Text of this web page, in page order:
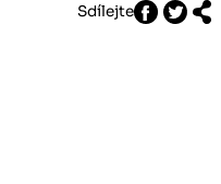
Sdílejte